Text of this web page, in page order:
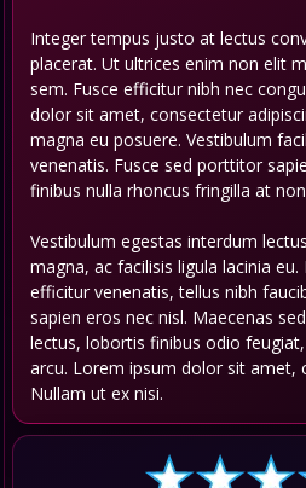
Integer tempus justo at lectus
placerat. Ut ultrices enim non elit
sem. Fusce efficitur nibh nec
dolor sit amet, consectetur
magna eu posuere. Vestibulum
venenatis. Fusce sed porttitor
finibus nulla rhoncus fringilla at
Vestibulum egestas interdum
magna, ac facilisis ligula lacinia
efficitur venenatis, tellus nibh
sapien eros nec nisl. Maecenas
lectus, lobortis finibus odio
arcu. Lorem ipsum dolor sit amet,
Nullam ut ex nisi.